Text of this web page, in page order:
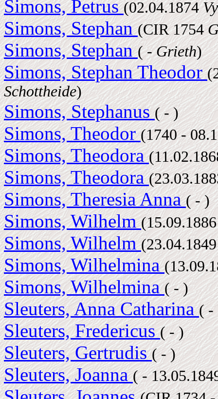
Simons, Petrus(02.04.1874
Simons, Stephan(CIR 1754
Simons, Stephan( -Grieth)
Simons, Stephan Theodor
Schottheide)
Simons, Stephanus( - )
Simons, Theodor(1740 -
Simons, Theodora
Simons, Theodora
Simons, Theresia Anna( - )
Simons, Wilhelm
Simons, Wilhelm
Simons, Wilhelmina
Simons, Wilhelmina( - )
Sleuters, Anna Catharina( -
Sleuters, Fredericus( - )
Sleuters, Gertrudis( - )
Sleuters, Joanna( -